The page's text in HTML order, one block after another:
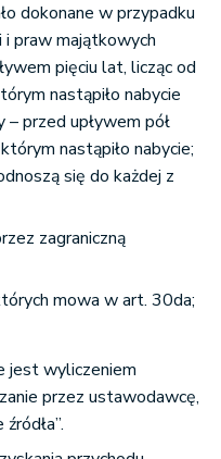
dokonane w przypadku
i praw majątkowych
pięciu lat, licząc od
nastąpiło nabycie
przed upływem pół
nastąpiło nabycie;
się do każdej z
zagraniczną
mowa w art. 30da;
jest wyliczeniem
przez ustawodawcę,